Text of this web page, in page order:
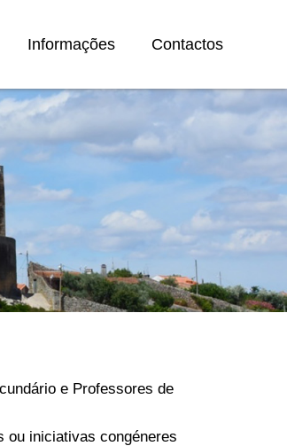
Informações Contactos
e Professores de
ou iniciativas congéneres